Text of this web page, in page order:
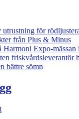
för
från Plus & Minus
Expo-mässan
friskvårdsleverantör
bättre sömn